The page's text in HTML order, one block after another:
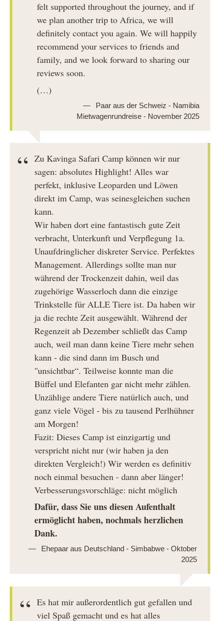
felt supported throughout the journey, and if
we plan another trip to Africa, we will
definitely contact you again. We will happily
recommend your services to friends and
family, and we look forward to sharing our
reviews soon.
(…)
Paar aus der Schweiz - Namibia
Mietwagenrundreise - November 2025
Zu Kavinga Safari Camp können wir nur
sagen: absolutes Highlight! Alles war
perfekt, inklusive Leoparden und Löwen
direkt im Camp, was seinesgleichen suchen
kann.
Wir haben dort eine fantastisch gute Zeit
verbracht, Unterkunft und Verpflegung 1a.
Unaufdringlicher diskreter Service. Perfektes
Management. Allerdings sollte man nur
während der Trockenzeit dahin, weil das
zugehörige Wasserloch dann die einzige
Trinkstelle für ALLE Tiere ist. Da haben wir
ja die rechte Zeit ausgewählt. Während der
Regenzeit ab Dezember schließt das Camp
auch, weil man dann keine Tiere mehr sehen
kann - die sind dann im Busch und
"unsichtbar“. Teilweise konnte man die
Büffel und Elefanten gar nicht mehr zählen.
Unzählige andere Tiere natürlich auch, und
ganz viele Vögel - bis zu tausend Perlhühner
am Morgen!
Fazit: Dieses Camp ist einzigartig und
verspricht nicht nur (wir haben ja den
direkten Vergleich!) Wir werden es definitiv
noch einmal besuchen - dann aber länger!
Verbesserungsvorschläge: nicht möglich
Dafür, dass Sie uns diesen Aufenthalt
ermöglicht haben, nochmals herzlichen
Dank.
Ehepaar aus Deutschland - Simbabwe - Oktober
2025
Es hat mir außerordentlich gut gefallen und
viel Spaß gemacht und es hat alles